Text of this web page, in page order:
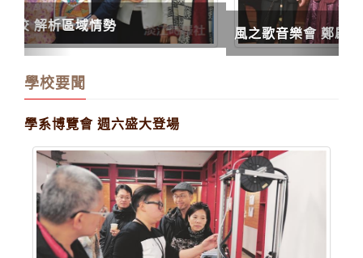
風之歌音樂會 鄭啟明大展歌喉
學校要聞
學系博覽會 週六盛大登場